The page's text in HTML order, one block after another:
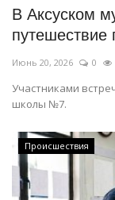
В Аксуском
путешествие
Июнь 20, 2026 0
Участниками
школы №7.
Происшествия